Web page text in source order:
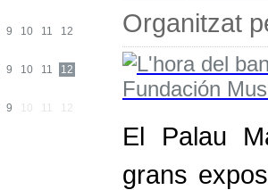
9 10 11 12
9 10 11 12
9 10 11 12
Organitzat
El Palau
grans